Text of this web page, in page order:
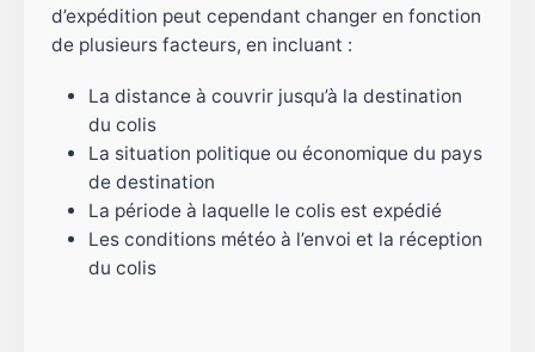
d’expédition peut cependant changer en fonction
de plusieurs facteurs, en incluant :
La distance à couvrir jusqu’à la destination
du colis
La situation politique ou économique du pays
de destination
La période à laquelle le colis est expédié
Les conditions météo à l’envoi et la réception
du colis